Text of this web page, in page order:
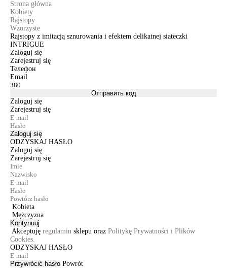
Strona główna
Kobiety
Rajstopy
Wzorzyste
Rajstopy z imitacją sznurowania i efektem delikatnej siateczki
INTRIGUE
Zaloguj się
Zarejestruj się
Телефон
Email
Отправить код
Zaloguj się
Zarejestruj się
Zaloguj się
ODZYSKAJ HASŁO
Zaloguj się
Zarejestruj się
Kobieta
Mężczyzna
Kontynuuj
Akceptuję regulamin sklepu oraz Politykę Prywatności i Plików
Cookies.
ODZYSKAJ HASŁO
Przywrócić hasło Powrót